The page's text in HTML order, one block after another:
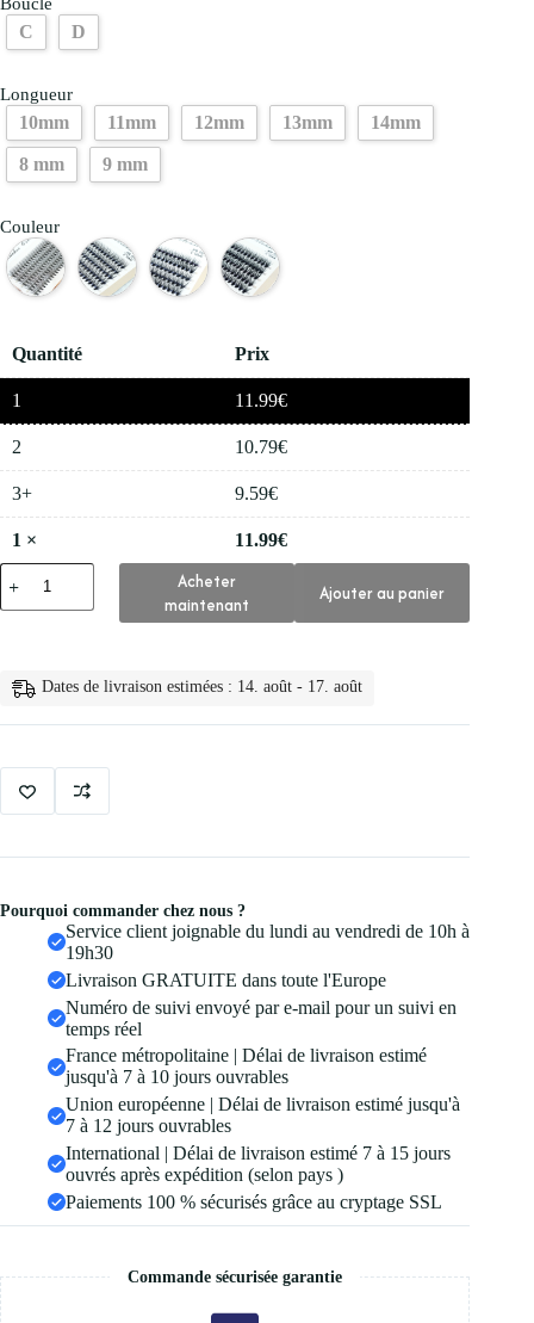
C D
Longueur
10mm 11mm 12mm 13mm 14mm
8 mm 9 mm
Couleur
Quantité Prix
1 11.99€
2 10.79€
3+ 9.59€
1 × 11.99€
quantité
de
👁️
Faux
Cils
en
40d
20d
10d
Acheter
maintenant
Ajouter au panier
Dates de livraison estimées : 14. août - 17. août
Pourquoi commander chez nous ?
Service client joignable du lundi au vendredi de 10h à
19h30
Livraison GRATUITE dans toute l'Europe
Numéro de suivi envoyé par e-mail pour un suivi en
temps réel
France métropolitaine | Délai de livraison estimé
jusqu'à 7 à 10 jours ouvrables
Union européenne | Délai de livraison estimé jusqu'à
7 à 12 jours ouvrables
International | Délai de livraison estimé 7 à 15 jours
ouvrés après expédition (selon pays )
Paiements 100 % sécurisés grâce au cryptage SSL
Commande sécurisée garantie